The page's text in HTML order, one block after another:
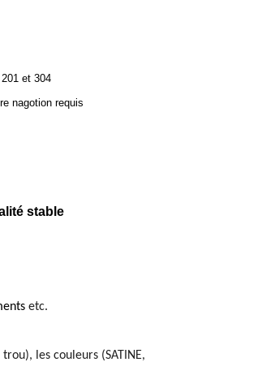
et 304
nagotion requis
stable
etc.
les couleurs (SATINE,